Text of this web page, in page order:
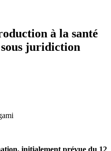
à la santé
juridiction
initialement prévue du 12